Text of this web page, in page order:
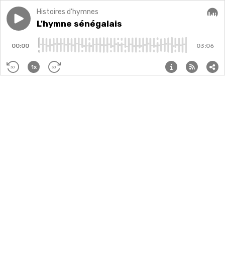
Play episodeL'hymne sénégalais
Histoires d'hymnes
L'hymne sénégalais
00:00 03:06
30 1x 30